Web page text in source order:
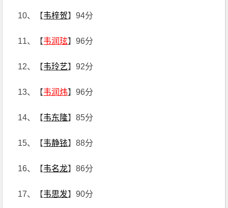
10、【韦梓贺】94分
11、【韦润玹】96分
12、【韦玲艺】92分
13、【韦润炜】96分
14、【韦东隆】85分
15、【韦静铱】88分
16、【韦名龙】86分
17、【韦思发】90分